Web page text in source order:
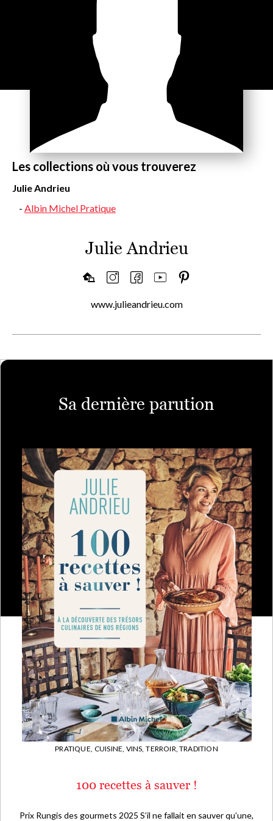
Les collections où vous trouverez
Julie Andrieu
Albin Michel Pratique
Julie Andrieu
www.julieandrieu.com
Sa dernière parution
PRATIQUE, CUISINE, VINS, TERROIR, TRADITION
100 recettes à sauver !
Prix Rungis des gourmets 2025 S’il ne fallait en sauver qu’une,